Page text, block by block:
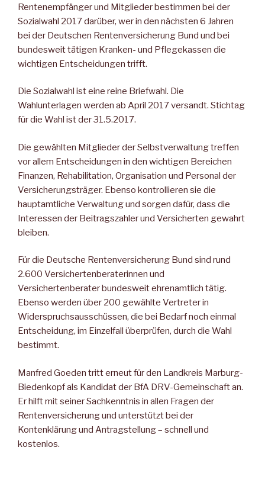
Rentenempfänger und Mitglieder bestimmen bei der
Sozialwahl 2017 darüber, wer in den nächsten 6 Jahren
bei der Deutschen Rentenversicherung Bund und bei
bundesweit tätigen Kranken- und Pflegekassen die
wichtigen Entscheidungen trifft.
Die Sozialwahl ist eine reine Briefwahl. Die
Wahlunterlagen werden ab April 2017 versandt. Stichtag
für die Wahl ist der 31.5.2017.
Die gewählten Mitglieder der Selbstverwaltung treffen
vor allem Entscheidungen in den wichtigen Bereichen
Finanzen, Rehabilitation, Organisation und Personal der
Versicherungsträger. Ebenso kontrollieren sie die
hauptamtliche Verwaltung und sorgen dafür, dass die
Interessen der Beitragszahler und Versicherten gewahrt
bleiben.
Für die Deutsche Rentenversicherung Bund sind rund
2.600 Versichertenberaterinnen und
Versichertenberater bundesweit ehrenamtlich tätig.
Ebenso werden über 200 gewählte Vertreter in
Widerspruchsausschüssen, die bei Bedarf noch einmal
Entscheidung, im Einzelfall überprüfen, durch die Wahl
bestimmt.
Manfred Goeden tritt erneut für den Landkreis Marburg-
Biedenkopf als Kandidat der BfA DRV-Gemeinschaft an.
Er hilft mit seiner Sachkenntnis in allen Fragen der
Rentenversicherung und unterstützt bei der
Kontenklärung und Antragstellung – schnell und
kostenlos.